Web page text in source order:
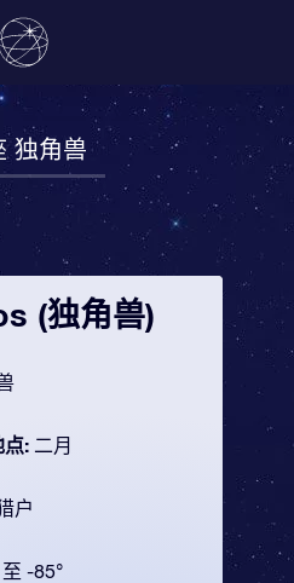
独角兽
(独角兽)
点: 二月
户
-85°